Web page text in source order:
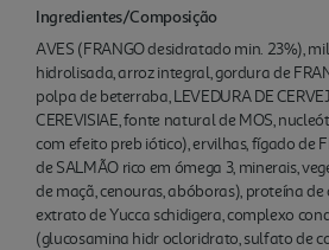
Ingredientes/Composição
AVES (FRANGO desidratado min. 23%),
hidrolisada, arroz integral, gordura de
polpa de beterraba, LEVEDURA DE
CEREVISIAE, fonte natural de MOS,
com efeito preb iótico), ervilhas, fígado de
de SALMÃO rico em ómega 3, minerais,
de maçã, cenouras, abóboras), proteína
extrato de Yucca schidigera, complexo
(glucosamina hidr ocloridrato, sulfato de